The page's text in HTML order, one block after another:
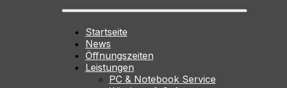
Startseite
News
Öffnungszeiten
Leistungen
PC & Notebook Service